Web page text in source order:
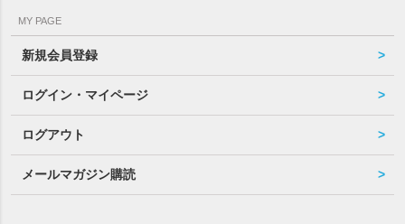
MY PAGE
新規会員登録
ログイン・マイページ
ログアウト
メールマガジン購読